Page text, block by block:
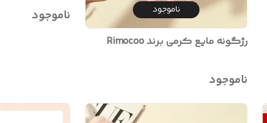
ناموجود
رژگونه مایع کرمی برند Rimocoo
ناموجود
ناموجود